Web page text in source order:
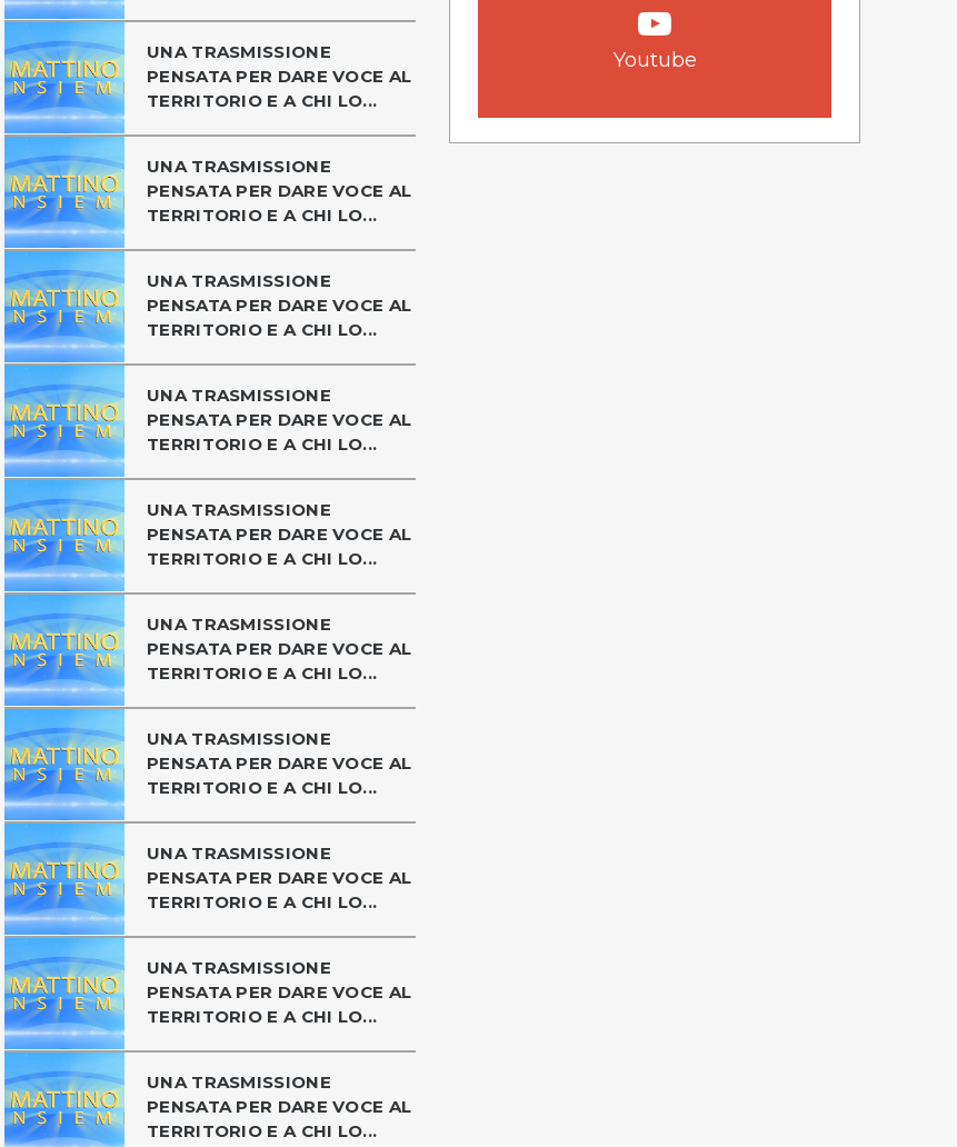
UNA TRASMISSIONE
PENSATA PER DARE VOCE AL
TERRITORIO E A CHI LO...
UNA TRASMISSIONE
PENSATA PER DARE VOCE AL
TERRITORIO E A CHI LO...
UNA TRASMISSIONE
PENSATA PER DARE VOCE AL
TERRITORIO E A CHI LO...
UNA TRASMISSIONE
PENSATA PER DARE VOCE AL
TERRITORIO E A CHI LO...
UNA TRASMISSIONE
PENSATA PER DARE VOCE AL
TERRITORIO E A CHI LO...
UNA TRASMISSIONE
PENSATA PER DARE VOCE AL
TERRITORIO E A CHI LO...
UNA TRASMISSIONE
PENSATA PER DARE VOCE AL
TERRITORIO E A CHI LO...
UNA TRASMISSIONE
PENSATA PER DARE VOCE AL
TERRITORIO E A CHI LO...
UNA TRASMISSIONE
PENSATA PER DARE VOCE AL
TERRITORIO E A CHI LO...
UNA TRASMISSIONE
PENSATA PER DARE VOCE AL
TERRITORIO E A CHI LO...
Youtube